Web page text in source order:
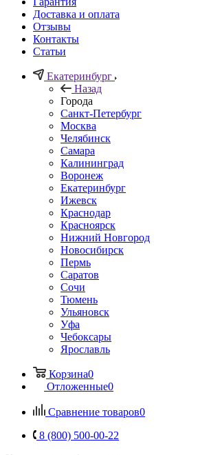
Доставка и оплата
Отзывы
Контакты
Статьи
Екатеринбург
Назад
Города
Санкт-Петербург
Москва
Челябинск
Самара
Калининград
Воронеж
Екатеринбург
Ижевск
Краснодар
Красноярск
Нижний Новгород
Новосибирск
Пермь
Саратов
Сочи
Тюмень
Ульяновск
Уфа
Чебоксары
Ярославль
Корзина0
Отложенные0
Сравнение товаров0
8 (800) 500-00-22